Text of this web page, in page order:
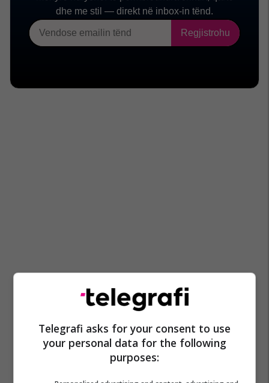
Telegrafi asks for your consent to use
your personal data for the following
purposes: